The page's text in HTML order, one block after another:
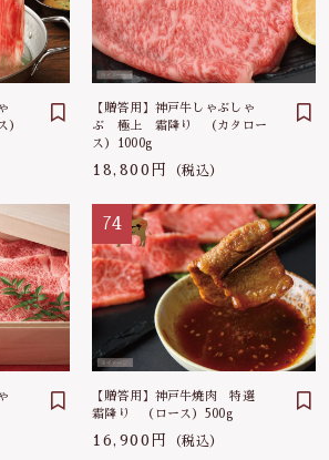
【贈答用】神戸牛しゃぶしゃ
ぶ 極上 霜降り （カタロー
ス）1000g
18,800円 （税込）
74
【贈答用】神戸牛焼肉 特選
霜降り （ロース）500g
16,900円 （税込）